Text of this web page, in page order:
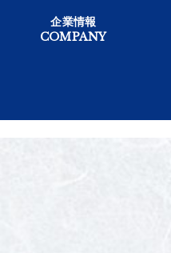
企業情報
COMPANY